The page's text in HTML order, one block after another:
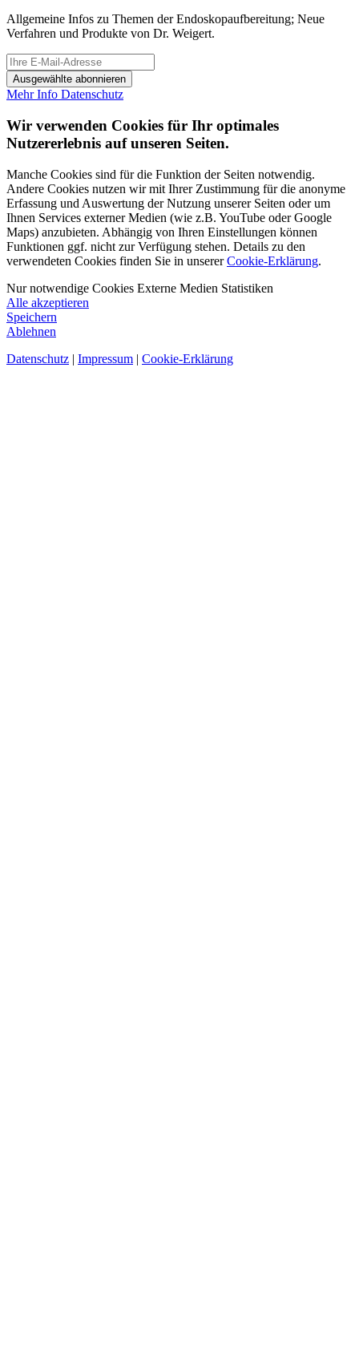
Allgemeine Infos zu Themen der Endoskopaufbereitung; Neue
Verfahren und Produkte von Dr. Weigert.
Ausgewählte abonnieren
Mehr Info Datenschutz
Wir verwenden Cookies für Ihr optimales
Nutzererlebnis auf unseren Seiten.
Manche Cookies sind für die Funktion der Seiten notwendig.
Andere Cookies nutzen wir mit Ihrer Zustimmung für die anonyme
Erfassung und Auswertung der Nutzung unserer Seiten oder um
Ihnen Services externer Medien (wie z.B. YouTube oder Google
Maps) anzubieten. Abhängig von Ihren Einstellungen können
Funktionen ggf. nicht zur Verfügung stehen. Details zu den
verwendeten Cookies finden Sie in unsererCookie-Erklärung.
Nur notwendige Cookies Externe Medien Statistiken
Alle akzeptieren
Speichern
Ablehnen
Datenschutz | Impressum | Cookie-Erklärung